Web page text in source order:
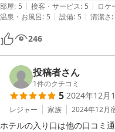
お風呂は、源泉かけ流し、24
のさえずりを聞きながら入り
てと、本当に最高でした！
連泊したので、カヌレも２種
ました。美味しかったです。
また、チェックインアウト時
も送迎していただき、大変助か
時期をかえて、また宿泊させ
部屋: 5 | 接客・サービス: 5 | ロケ
温泉・お風呂: 5 | 設備: 5 | 清潔さ:
246
投稿者さん
1件のクチコミ
5 2024年12月
レジャー 家族 2024年12月
ホテルの入り口は他の口コミ